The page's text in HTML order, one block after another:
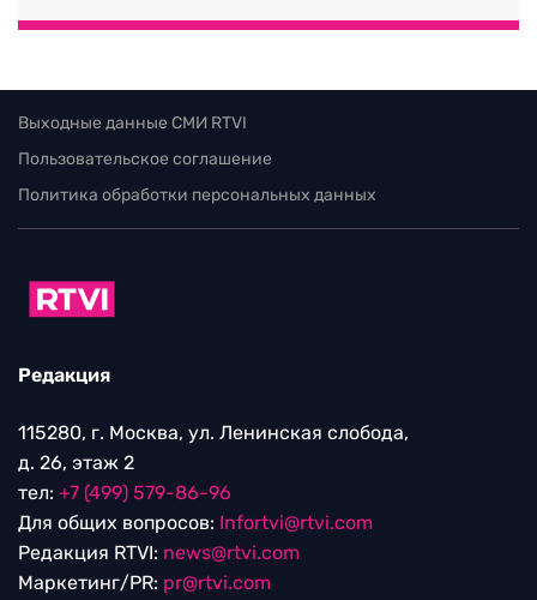
Выходные данные СМИ RTVI
Пользовательское соглашение
Политика обработки персональных данных
Редакция
115280, г. Москва, ул. Ленинская слобода,
д. 26, этаж 2
тел: +7 (499) 579-86-96
Для общих вопросов: Infortvi@rtvi.com
Редакция RTVI: news@rtvi.com
Маркетинг/PR: pr@rtvi.com